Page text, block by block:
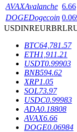
BTR Kilitleme
BTR sahiplerine
Krediler
AVAXAvalanche 6.66
DOGEDogecoin
USDINREURBRL
BTC64,781.57
ETH1,911.21
USDT0.99903
BNB594.62
XRP1.05
SOL73.97
USDC0.99983
ADA0.18808
AVAX6.66
DOGE0.06984